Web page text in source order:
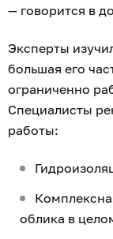
— говорится в
Эксперты
большая его
ограниченно
Специалисты
работы:
облика в